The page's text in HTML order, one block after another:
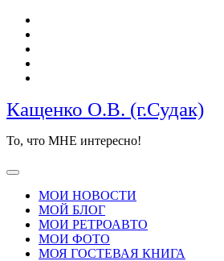
Перейти
содержимому
Кащенко О.В. (г.Судак)
То, что МНЕ интересно!
Кнопка
ОткрытьМОИ НОВОСТИ
МОЙ БЛОГ
МОИ РЕТРОАВТО
МОИ ФОТО
МОЯ ГОСТЕВАЯ КНИГА